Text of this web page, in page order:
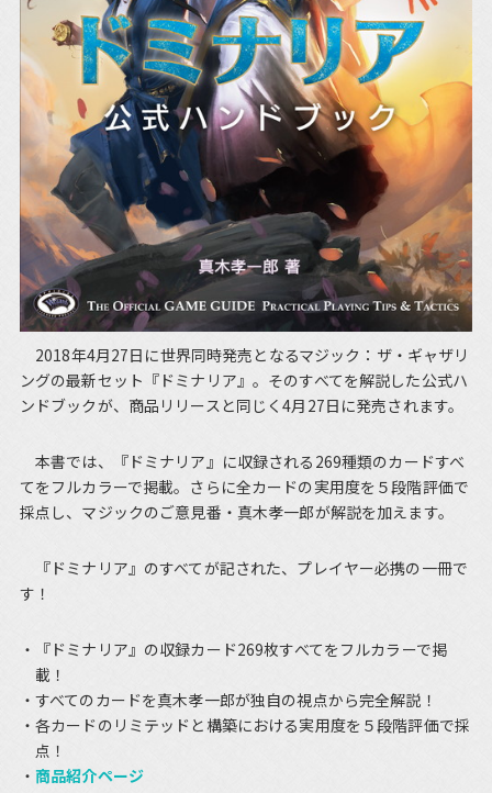
2018年4月27日に世界同時発売となるマジック：ザ・ギャザリ
ングの最新セット『ドミナリア』。そのすべてを解説した公式ハ
ンドブックが、商品リリースと同じく4月27日に発売されます。
本書では、『ドミナリア』に収録される269種類のカードすべ
てをフルカラーで掲載。さらに全カードの実用度を５段階評価で
採点し、マジックのご意見番・真木孝一郎が解説を加えます。
『ドミナリア』のすべてが記された、プレイヤー必携の一冊で
す！
『ドミナリア』の収録カード269枚すべてをフルカラーで掲
載！
すべてのカードを真木孝一郎が独自の視点から完全解説！
各カードのリミテッドと構築における実用度を５段階評価で採
点！
商品紹介ページ